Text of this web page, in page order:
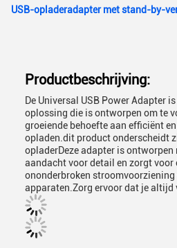
USB-opladeradapter met stand-by-
Productbeschrijving:
De Universal USB Power Adapter
oplossing die is ontworpen om te
groeiende behoefte aan efficiënt
opladen.dit product onderscheidt
opladerDeze adapter is
aandacht voor detail en zorgt voor
ononderbroken stroomvoorziening
apparaten.Zorg ervoor dat je altijd